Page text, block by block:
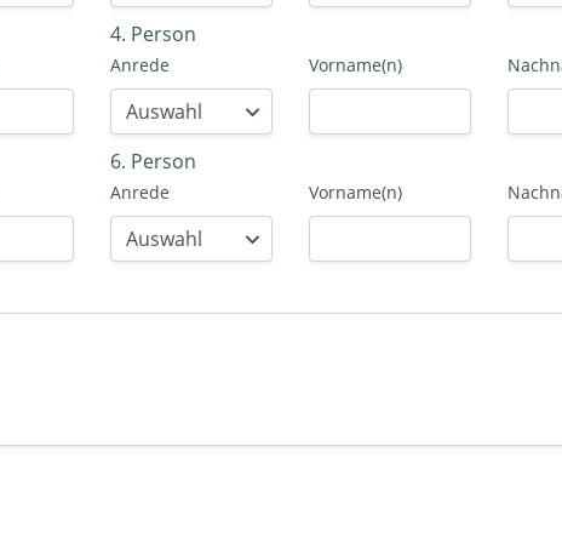
4. Person
Anrede Vorname(n)
6. Person
Anrede Vorname(n)